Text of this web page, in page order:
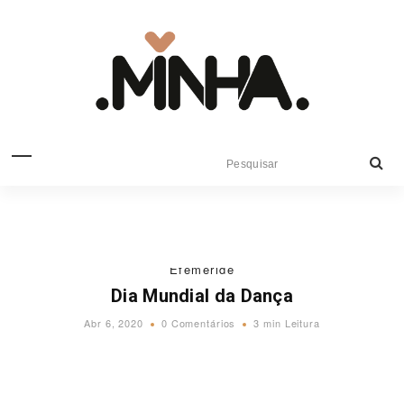
Efeméride
Dia Mundial da Dança
Abr 6, 2020 0 Comentários 3 min Leitura